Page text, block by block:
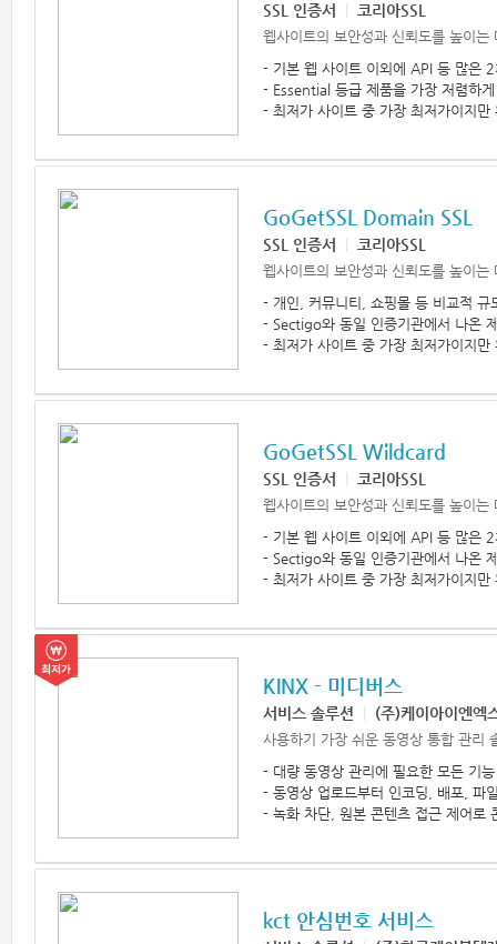
SSL 인증서 코리아SSL
웹사이트의 보안성과 신뢰도를 높이
- 기본 웹 사이트 이외에 API 등 많은
- Essential 등급 제품을 가장 저렴하
- 최저가 사이트 중 가장 최저가이지
GoGetSSL Domain SSL
SSL 인증서 코리아SSL
웹사이트의 보안성과 신뢰도를 높이
- 개인, 커뮤니티, 쇼핑몰 등 비교적 규
- Sectigo와 동일 인증기관에서 나온
- 최저가 사이트 중 가장 최저가이지
GoGetSSL Wildcard
SSL 인증서 코리아SSL
웹사이트의 보안성과 신뢰도를 높이
- 기본 웹 사이트 이외에 API 등 많은
- Sectigo와 동일 인증기관에서 나온
- 최저가 사이트 중 가장 최저가이지
KINX - 미디버스
서비스 솔루션 (주)케이아이엔엑
사용하기 가장 쉬운 동영상 통합 관리
- 대량 동영상 관리에 필요한 모든 기
- 동영상 업로드부터 인코딩, 배포, 파
- 녹화 차단, 원본 콘텐츠 접근 제어로
kct 안심번호 서비스